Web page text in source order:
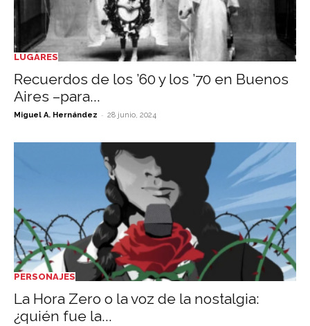
LUGARES
Recuerdos de los ’60 y los ’70 en Buenos
Aires –para...
Miguel A. Hernández - 28 junio, 2024
PERSONAJES
La Hora Zero o la voz de la nostalgia:
¿quién fue la...